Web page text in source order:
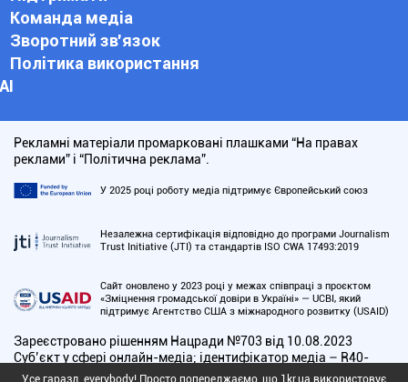
Команда медіа
Зворотний зв'язок
Політика використання
АІ
Рекламні матеріали промарковані плашками “На правах
реклами” і “Політична реклама”.
У 2025 році роботу медіа підтримує Європейський союз
Незалежна сертифікація відповідно до програми Journalism
Trust Initiative (JTI) та стандартів ISO CWA 17493:2019
Сайт оновлено у 2023 році у межах співпраці з проєктом
«Зміцнення громадської довіри в Україні» — UCBI, який
підтримує Агентство США з міжнародного розвитку (USAID)
Зареєстровано рішенням Нацради №703 від 10.08.2023
Cуб’єкт у сфері онлайн-медіа; ідентифікатор медіа – R40-
01168
Усе гаразд, everybody! Просто попереджаємо, що 1kr.ua використовує